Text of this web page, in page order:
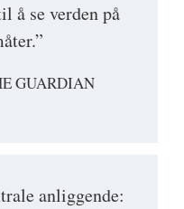
å se verden på
GUARDIAN
anliggende: